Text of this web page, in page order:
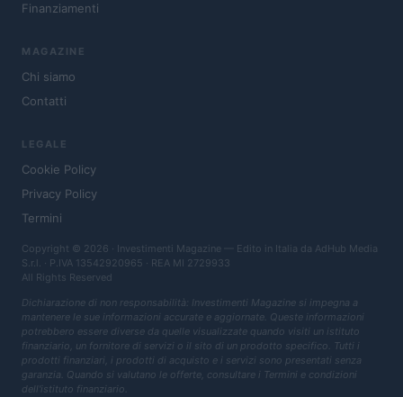
Finanziamenti
MAGAZINE
Chi siamo
Contatti
LEGALE
Cookie Policy
Privacy Policy
Termini
Copyright © 2026 · Investimenti Magazine — Edito in Italia da AdHub Media
S.r.l. · P.IVA 13542920965 · REA MI 2729933
All Rights Reserved
Dichiarazione di non responsabilità: Investimenti Magazine si impegna a
mantenere le sue informazioni accurate e aggiornate. Queste informazioni
potrebbero essere diverse da quelle visualizzate quando visiti un istituto
finanziario, un fornitore di servizi o il sito di un prodotto specifico. Tutti i
prodotti finanziari, i prodotti di acquisto e i servizi sono presentati senza
garanzia. Quando si valutano le offerte, consultare i Termini e condizioni
dell'istituto finanziario.